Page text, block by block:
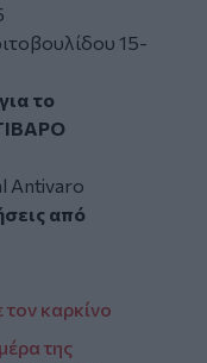
15-
το
Antivaro
από
τον καρκίνο
της